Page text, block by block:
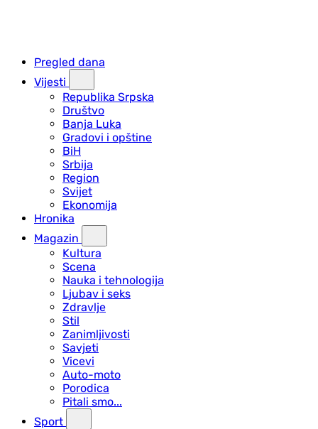
Pregled dana
Vijesti
Republika Srpska
Društvo
Banja Luka
Gradovi i opštine
BiH
Srbija
Region
Svijet
Ekonomija
Hronika
Magazin
Kultura
Scena
Nauka i tehnologija
Ljubav i seks
Zdravlje
Stil
Zanimljivosti
Savjeti
Vicevi
Auto-moto
Porodica
Pitali smo...
Sport